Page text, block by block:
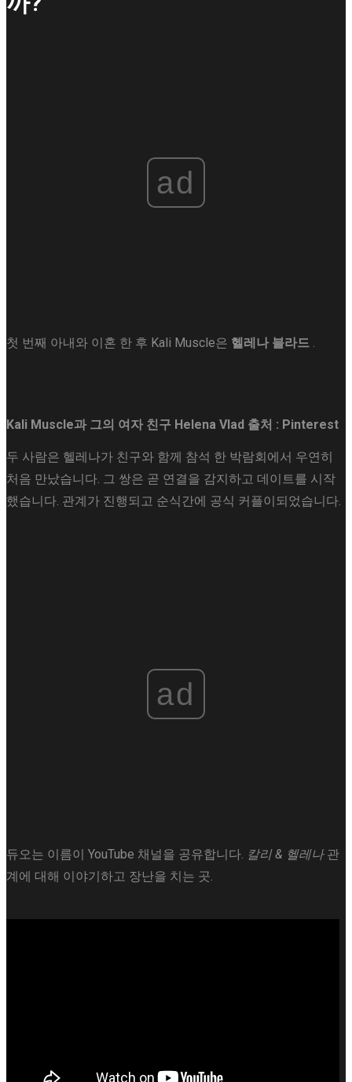
ad
첫 번째 아내와 이혼 한 후 Kali Muscle은 헬레나 블라드 .
Kali Muscle과 그의 여자 친구 Helena Vlad 출처 : Pinterest
두 사람은 헬레나가 친구와 함께 참석 한 박람회에서 우연히
처음 만났습니다. 그 쌍은 곧 연결을 감지하고 데이트를 시작
했습니다. 관계가 진행되고 순식간에 공식 커플이되었습니다.
ad
듀오는 이름이 YouTube 채널을 공유합니다. 칼리 & 헬레나관
계에 대해 이야기하고 장난을 치는 곳.